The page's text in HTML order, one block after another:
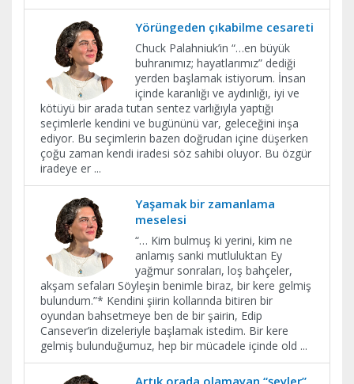
Yörüngeden çıkabilme cesareti
Chuck Palahniuk’in “…en büyük
buhranımız; hayatlarımız” dediği
yerden başlamak istiyorum. İnsan
içinde karanlığı ve aydınlığı, iyi ve
kötüyü bir arada tutan sentez varlığıyla yaptığı
seçimlerle kendini ve bugününü var, geleceğini inşa
ediyor. Bu seçimlerin bazen doğrudan içine düşerken
çoğu zaman kendi iradesi söz sahibi oluyor. Bu özgür
iradeye er ...
Yaşamak bir zamanlama
meselesi
“… Kim bulmuş ki yerini, kim ne
anlamış sanki mutluluktan Ey
yağmur sonraları, loş bahçeler,
akşam sefaları Söyleşin benimle biraz, bir kere gelmiş
bulundum.”* Kendini şiirin kollarında bitiren bir
oyundan bahsetmeye ben de bir şairin, Edip
Cansever’in dizeleriyle başlamak istedim. Bir kere
gelmiş bulunduğumuz, hep bir mücadele içinde old ...
Artık orada olamayan “şeyler”